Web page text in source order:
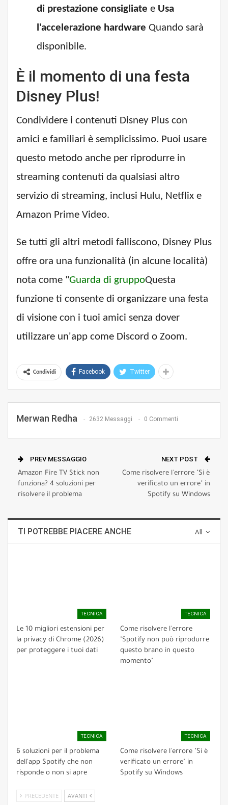
di prestazione consigliate e Usa
l'accelerazione hardware Quando sarà
disponibile.
È il momento di una festa
Disney Plus!
Condividere i contenuti Disney Plus con
amici e familiari è semplicissimo. Puoi usare
questo metodo anche per riprodurre in
streaming contenuti da qualsiasi altro
servizio di streaming, inclusi Hulu, Netflix e
Amazon Prime Video.
Se tutti gli altri metodi falliscono, Disney Plus
offre ora una funzionalità (in alcune località)
nota come "Guarda di gruppoQuesta
funzione ti consente di organizzare una festa
di visione con i tuoi amici senza dover
utilizzare un'app come Discord o Zoom.
Condividi Facebook Twitter
Merwan Redha 2632 Messaggi 0 Commenti
PREV MESSAGGIO
Amazon Fire TV Stick non
funziona? 4 soluzioni per
risolvere il problema
NEXT POST
Come risolvere l'errore "Si è
verificato un errore" in
Spotify su Windows
All
TI POTREBBE PIACERE ANCHE
TECNICA
Le 10 migliori estensioni per
la privacy di Chrome (2026)
per proteggere i tuoi dati
TECNICA
Come risolvere l'errore
"Spotify non può riprodurre
questo brano in questo
momento"
TECNICA
6 soluzioni per il problema
dell'app Spotify che non
risponde o non si apre
TECNICA
Come risolvere l'errore "Si è
verificato un errore" in
Spotify su Windows
PRECEDENTE AVANTI